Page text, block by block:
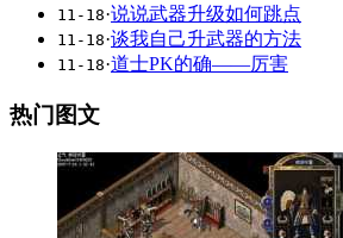
11-18·说说武器升级如何跳点
11-18·谈我自己升武器的方法
11-18·道士PK的确――厉害
热门图文